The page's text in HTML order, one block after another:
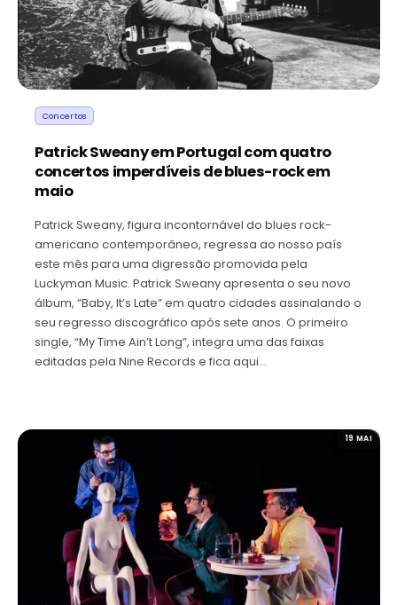
Concertos
Patrick Sweany em Portugal com quatro
concertos imperdíveis de blues-rock em
maio
Patrick Sweany, figura incontornável do blues rock-
americano contemporâneo, regressa ao nosso país
este mês para uma digressão promovida pela
Luckyman Music. Patrick Sweany apresenta o seu novo
álbum, “Baby, It’s Late” em quatro cidades assinalando o
seu regresso discográfico após sete anos. O primeiro
single, “My Time Ain’t Long”, integra uma das faixas
editadas pela Nine Records e fica aqui…
19 MAI